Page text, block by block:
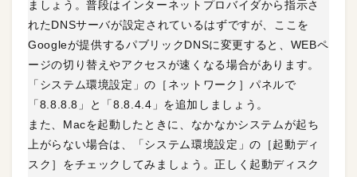
ましょう。普段はインターネットプロバイダから指示さ
れたDNSサーバが設定されているはずですが、ここを
Googleが提供するパブリックDNSに変更すると、WEBペ
ージの切り替えやアクセスが速くなる場合があります。
「システム環境設定」の［ネットワーク］パネルで
「8.8.8.8」と「8.8.4.4」を追加しましょう。
また、Macを起動したときに、なかなかシステムが起ち
上がらない場合は、「システム環境設定」の［起動ディ
スク］をチェックしてみましょう。正しく起動ディスク